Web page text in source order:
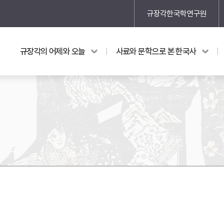
규장각한국학연구원
의궤와 지리지 도록
규장각의 어제와 오늘 사료와 문학으로 본 한국사